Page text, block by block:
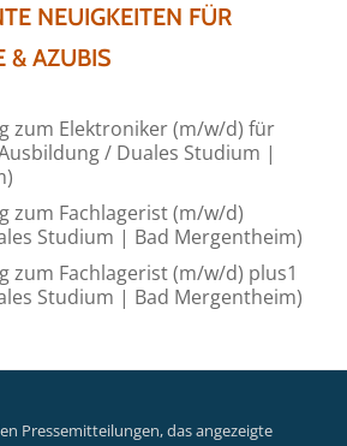
NEUIGKEITEN FÜR
& AZUBIS
zum Elektroniker (m/w/d) für
/ Duales Studium |
zum Fachlagerist (m/w/d)
Studium | Bad Mergentheim)
zum Fachlagerist (m/w/d) plus1
Studium | Bad Mergentheim)
Pressemitteilungen, das angezeigte